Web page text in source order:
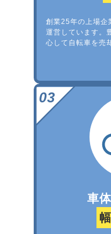
創業25年の上場企
運営しています。
心して自転車を売
車